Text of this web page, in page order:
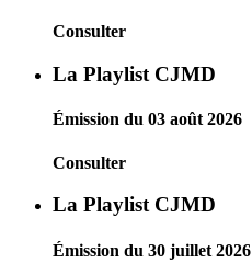
Consulter
La Playlist CJMD
Émission du 03 août 2026
Consulter
La Playlist CJMD
Émission du 30 juillet 2026